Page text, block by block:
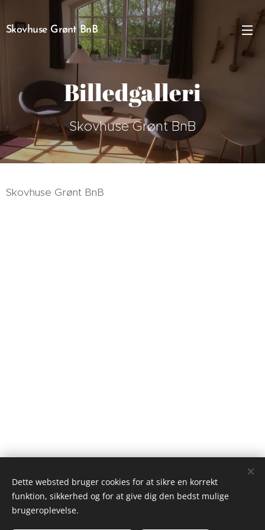
Skovhuse Grønt BnB
Billedgalleri
Skovhuse Grønt BnB
Skovhuse Grønt BnB
Else Bøgh Andersen, Skovhuse 7, 6400 Sønderborg, mobil
Dette websted bruger cookies for at sikre en korrekt
funktion, sikkerhed og for at give dig den bedst mulige
brugeroplevelse.